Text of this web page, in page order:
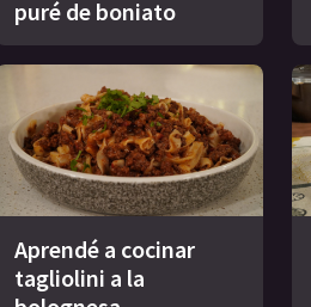
puré de boniato
Aprendé a cocinar
tagliolini a la